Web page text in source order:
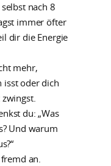
nach 8
immer öfter
dir die Energie
mehr,
oder dich
du: „Was
Und warum
an.